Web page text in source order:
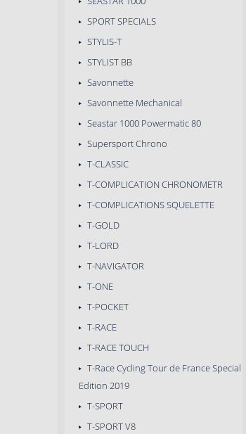
SPORT SPECIALS
STYLIS-T
STYLIST BB
Savonnette
Savonnette Mechanical
Seastar 1000 Powermatic 80
Supersport Chrono
T-CLASSIC
T-COMPLICATION CHRONOMETR
T-COMPLICATIONS SQUELETTE
T-GOLD
T-LORD
T-NAVIGATOR
T-ONE
T-POCKET
T-RACE
T-RACE TOUCH
T-Race Cycling Tour de France Special
Edition 2019
T-SPORT
T-SPORT V8